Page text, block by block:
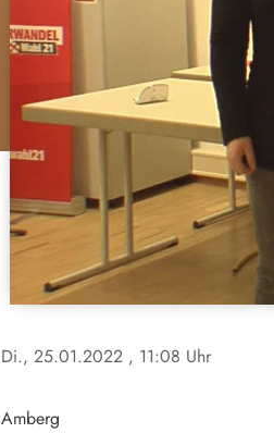
Di., 25.01.2022 , 11:08 Uhr
Amberg